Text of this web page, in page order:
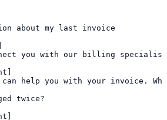
about my last invoice
you with our billing
help you with your invoice.
twice?